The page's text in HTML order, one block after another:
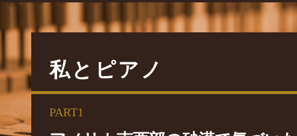
私とピアノ
PART1